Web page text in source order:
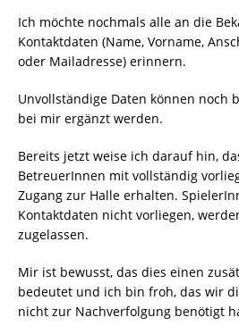
Ich möchte nochmals alle an die
Kontaktdaten (Name, Vorname,
oder Mailadresse) erinnern.
Unvollständige Daten können noch
bei mir ergänzt werden.
Bereits jetzt weise ich darauf hin,
BetreuerInnen mit vollständig
Zugang zur Halle erhalten.
Kontaktdaten nicht vorliegen,
zugelassen.
Mir ist bewusst, das dies einen
bedeutet und ich bin froh, das wir
nicht zur Nachverfolgung benötigt